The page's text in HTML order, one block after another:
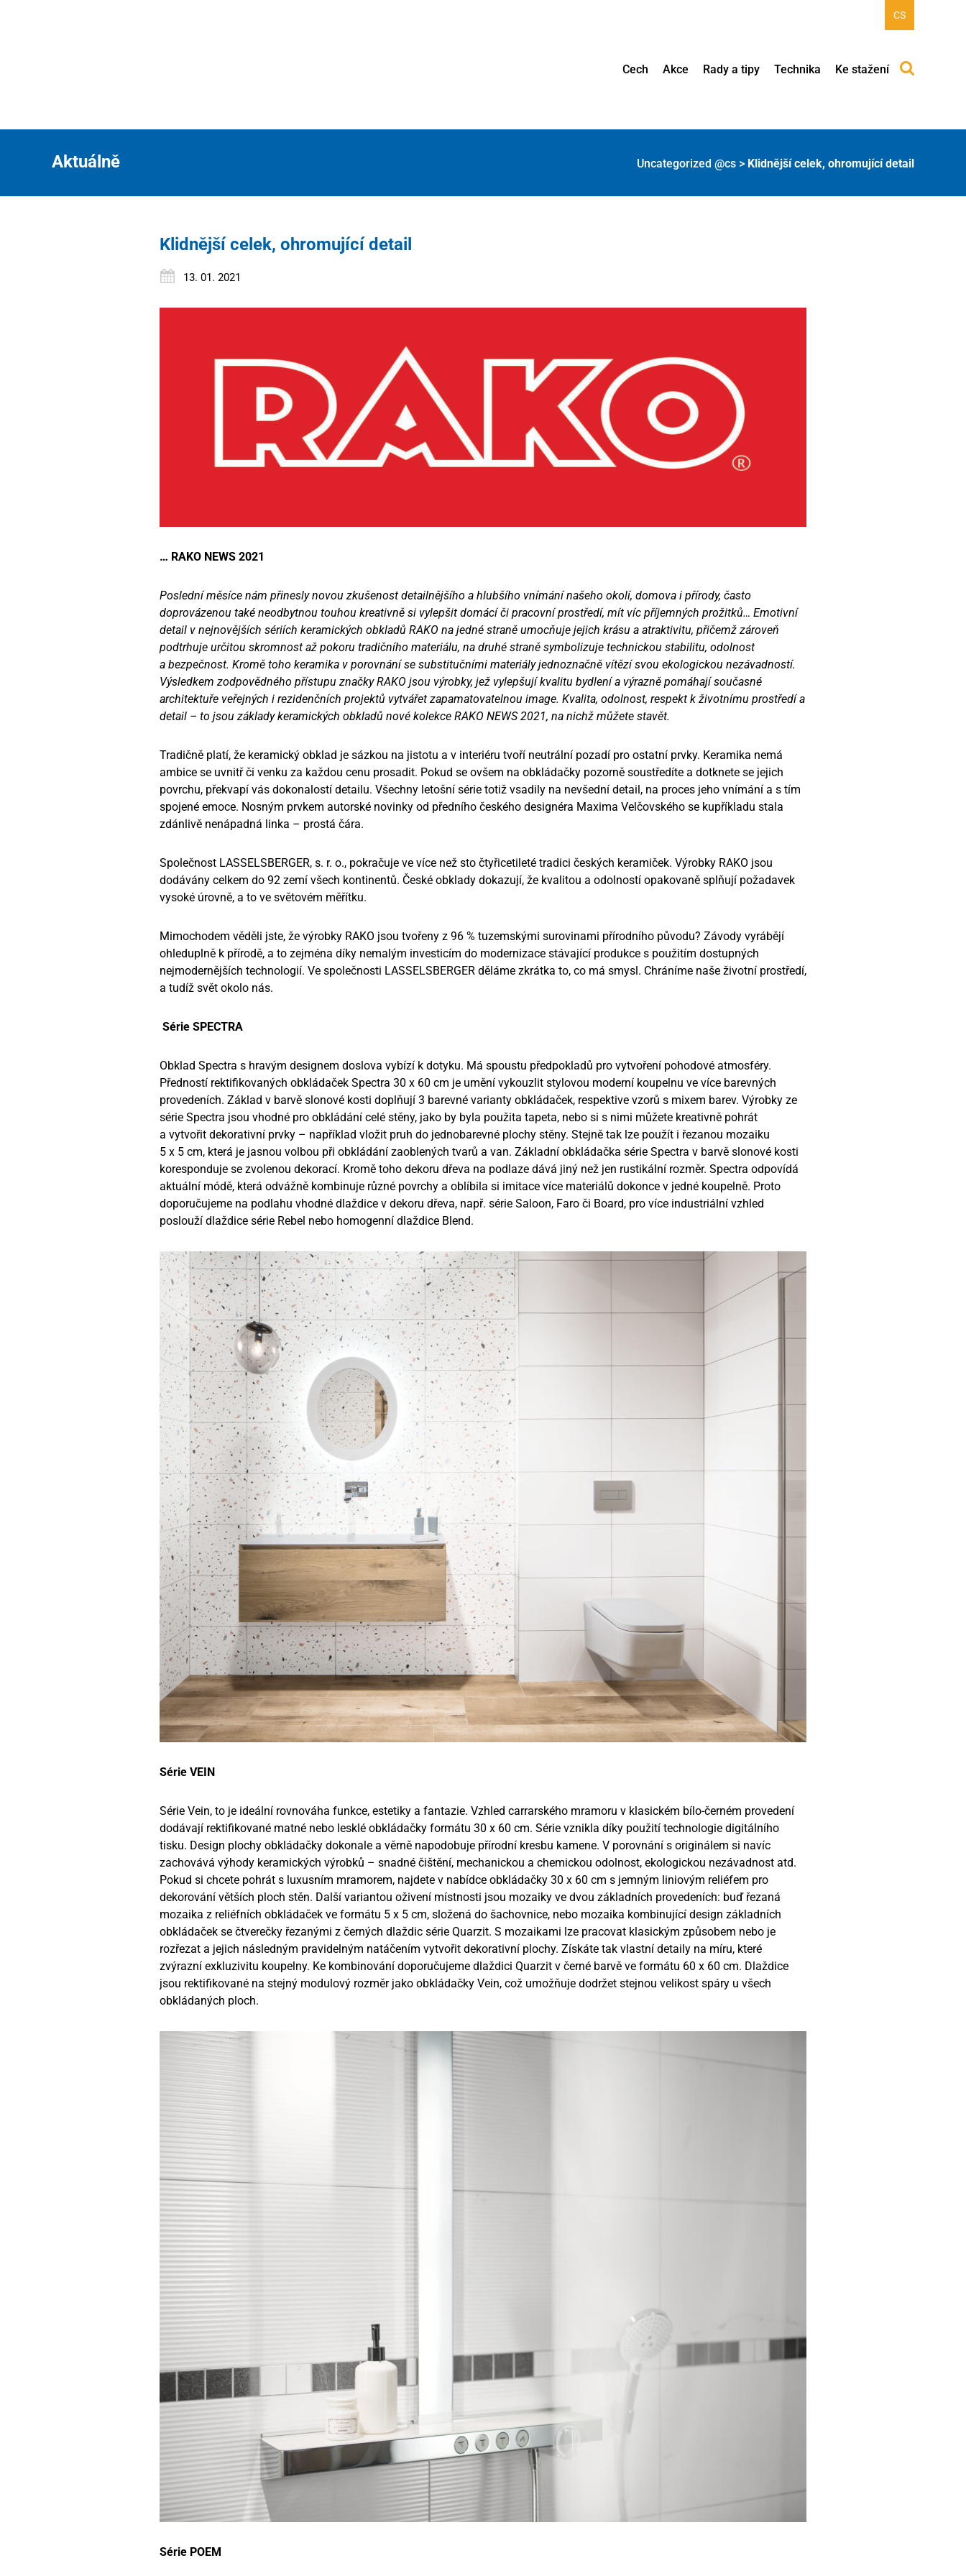
CS
Cech Akce Rady a tipy Technika Ke stažení
Aktuálně Uncategorized @cs > Klidnější celek, ohromující detail
Klidnější celek, ohromující detail
13. 01. 2021
… RAKO NEWS 2021
Poslední měsíce nám přinesly novou zkušenost detailnějšího a hlubšího vnímání našeho okolí, domova i přírody, často
doprovázenou také neodbytnou touhou kreativně si vylepšit domácí či pracovní prostředí, mít víc příjemných prožitků… Emotivní
detail v nejnovějších sériích keramických obkladů RAKO na jedné straně umocňuje jejich krásu a atraktivitu, přičemž zároveň
podtrhuje určitou skromnost až pokoru tradičního materiálu, na druhé straně symbolizuje technickou stabilitu, odolnost
a bezpečnost. Kromě toho keramika v porovnání se substitučními materiály jednoznačně vítězí svou ekologickou nezávadností.
Výsledkem zodpovědného přístupu značky RAKO jsou výrobky, jež vylepšují kvalitu bydlení a výrazně pomáhají současné
architektuře veřejných i rezidenčních projektů vytvářet zapamatovatelnou image. Kvalita, odolnost, respekt k životnímu prostředí a
detail – to jsou základy keramických obkladů nové kolekce RAKO NEWS 2021, na nichž můžete stavět.
Tradičně platí, že keramický obklad je sázkou na jistotu a v interiéru tvoří neutrální pozadí pro ostatní prvky. Keramika nemá
ambice se uvnitř či venku za každou cenu prosadit. Pokud se ovšem na obkládačky pozorně soustředíte a dotknete se jejich
povrchu, překvapí vás dokonalostí detailu. Všechny letošní série totiž vsadily na nevšední detail, na proces jeho vnímání a s tím
spojené emoce. Nosným prvkem autorské novinky od předního českého designéra Maxima Velčovského se kupříkladu stala
zdánlivě nenápadná linka – prostá čára.
Společnost LASSELSBERGER, s. r. o., pokračuje ve více než sto čtyřicetileté tradici českých keramiček. Výrobky RAKO jsou
dodávány celkem do 92 zemí všech kontinentů. České obklady dokazují, že kvalitou a odolností opakovaně splňují požadavek
vysoké úrovně, a to ve světovém měřítku.
Mimochodem věděli jste, že výrobky RAKO jsou tvořeny z 96 % tuzemskými surovinami přírodního původu? Závody vyrábějí
ohleduplně k přírodě, a to zejména díky nemalým investicím do modernizace stávající produkce s použitím dostupných
nejmodernějších technologií. Ve společnosti LASSELSBERGER děláme zkrátka to, co má smysl. Chráníme naše životní prostředí,
a tudíž svět okolo nás.
Série SPECTRA
Obklad Spectra s hravým designem doslova vybízí k dotyku. Má spoustu předpokladů pro vytvoření pohodové atmosféry.
Předností rektifikovaných obkládaček Spectra 30 x 60 cm je umění vykouzlit stylovou moderní koupelnu ve více barevných
provedeních. Základ v barvě slonové kosti doplňují 3 barevné varianty obkládaček, respektive vzorů s mixem barev. Výrobky ze
série Spectra jsou vhodné pro obkládání celé stěny, jako by byla použita tapeta, nebo si s nimi můžete kreativně pohrát
a vytvořit dekorativní prvky – například vložit pruh do jednobarevné plochy stěny. Stejně tak lze použít i řezanou mozaiku
5 x 5 cm, která je jasnou volbou při obkládání zaoblených tvarů a van. Základní obkládačka série Spectra v barvě slonové kosti
koresponduje se zvolenou dekorací. Kromě toho dekoru dřeva na podlaze dává jiný než jen rustikální rozměr. Spectra odpovídá
aktuální módě, která odvážně kombinuje různé povrchy a oblíbila si imitace více materiálů dokonce v jedné koupelně. Proto
doporučujeme na podlahu vhodné dlaždice v dekoru dřeva, např. série Saloon, Faro či Board, pro více industriální vzhled
poslouží dlaždice série Rebel nebo homogenní dlaždice Blend.
Série VEIN
Série Vein, to je ideální rovnováha funkce, estetiky a fantazie. Vzhled carrarského mramoru v klasickém bílo-černém provedení
dodávají rektifikované matné nebo lesklé obkládačky formátu 30 x 60 cm. Série vznikla díky použití technologie digitálního
tisku. Design plochy obkládačky dokonale a věrně napodobuje přírodní kresbu kamene. V porovnání s originálem si navíc
zachovává výhody keramických výrobků – snadné čištění, mechanickou a chemickou odolnost, ekologickou nezávadnost atd.
Pokud si chcete pohrát s luxusním mramorem, najdete v nabídce obkládačky 30 x 60 cm s jemným liniovým reliéfem pro
dekorování větších ploch stěn. Další variantou oživení místnosti jsou mozaiky ve dvou základních provedeních: buď řezaná
mozaika z reliéfních obkládaček ve formátu 5 x 5 cm, složená do šachovnice, nebo mozaika kombinující design základních
obkládaček se čtverečky řezanými z černých dlaždic série Quarzit. S mozaikami lze pracovat klasickým způsobem nebo je
rozřezat a jejich následným pravidelným natáčením vytvořit dekorativní plochy. Získáte tak vlastní detaily na míru, které
zvýrazní exkluzivitu koupelny. Ke kombinování doporučujeme dlaždici Quarzit v černé barvě ve formátu 60 x 60 cm. Dlaždice
jsou rektifikované na stejný modulový rozměr jako obkládačky Vein, což umožňuje dodržet stejnou velikost spáry u všech
obkládaných ploch.
Série POEM